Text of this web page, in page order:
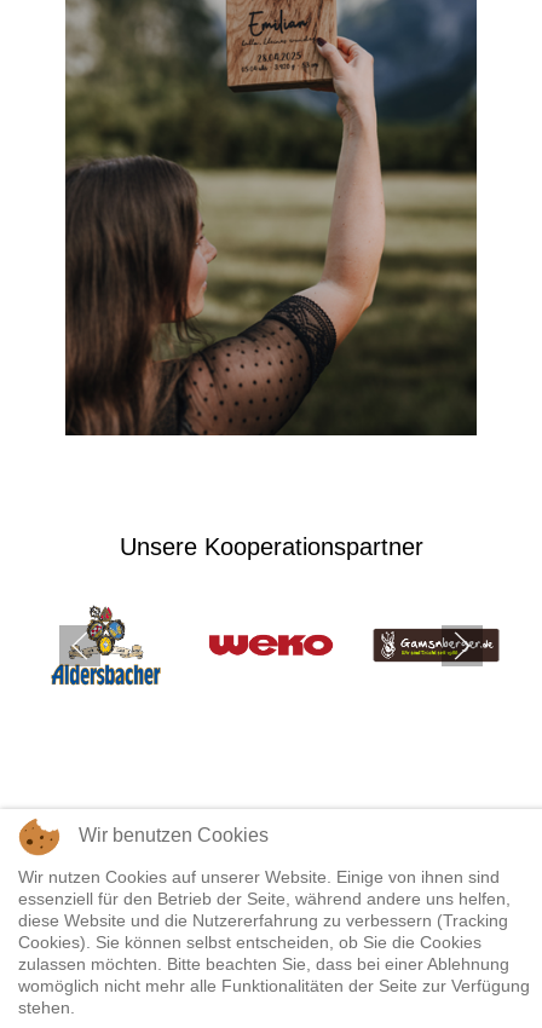
Unsere Kooperationspartner
Impressum & Datenschutz
© Brennnessal | Holzunikate 2026 - All Rights Reserved
Wir benutzen Cookies
Wir nutzen Cookies auf unserer Website. Einige von ihnen sind
essenziell für den Betrieb der Seite, während andere uns helfen,
diese Website und die Nutzererfahrung zu verbessern (Tracking
Cookies). Sie können selbst entscheiden, ob Sie die Cookies
zulassen möchten. Bitte beachten Sie, dass bei einer Ablehnung
womöglich nicht mehr alle Funktionalitäten der Seite zur Verfügung
stehen.